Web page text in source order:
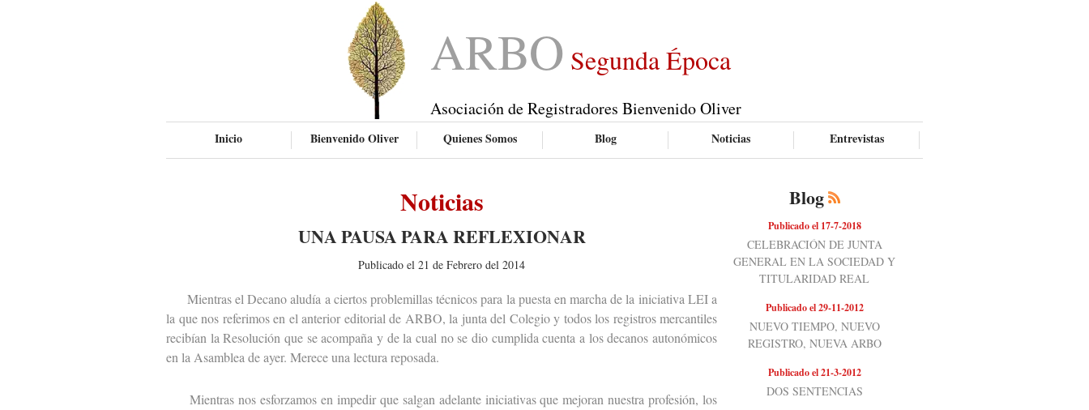
ARBO Segunda Época
Asociación de Registradores Bienvenido Oliver
Inicio Bienvenido Oliver Quienes Somos Blog Noticias Entrevistas
Noticias
UNA PAUSA PARA REFLEXIONAR
Publicado el 21 de Febrero del 2014
Mientras el Decano aludía a ciertos problemillas técnicos para la puesta en marcha de la iniciativa LEI a
la que nos referimos en el anterior editorial de ARBO, la junta del Colegio y todos los registros mercantiles
recibían la Resolución que se acompaña y de la cual no se dio cumplida cuenta a los decanos autonómicos
en la Asamblea de ayer. Merece una lectura reposada.
Mientras nos esforzamos en impedir que salgan adelante iniciativas que mejoran nuestra profesión, los
Blog
Publicado el 17-7-2018
CELEBRACIÓN DE JUNTA
GENERAL EN LA SOCIEDAD Y
TITULARIDAD REAL
Publicado el 29-11-2012
NUEVO TIEMPO, NUEVO
REGISTRO, NUEVA ARBO
Publicado el 21-3-2012
DOS SENTENCIAS